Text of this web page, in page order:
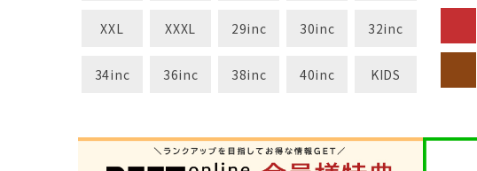
29inc
30inc 32inc 34inc
XXL XXXL 29inc 30inc 32inc
34inc 36inc 38inc 40inc KIDS